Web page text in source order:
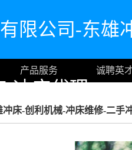
限公司-东雄
-冲床代理
产品服务
诚聘英
床-创利机械-冲床维修-二手